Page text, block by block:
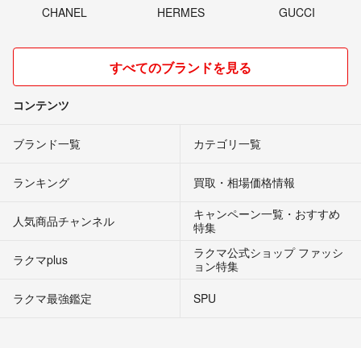
CHANEL HERMES GUCCI
すべてのブランドを見る
コンテンツ
ブランド一覧 カテゴリ一覧
ランキング 買取・相場価格情報
人気商品チャンネル
キャンペーン一覧・おすすめ
特集
ラクマplus
ラクマ公式ショップ ファッシ
ョン特集
ラクマ最強鑑定
SPU